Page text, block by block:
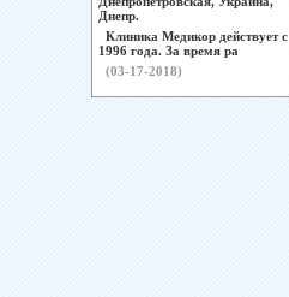
Днепр.
Клиника Медикор действует с
1996 года. За время ра
(03-17-2018)